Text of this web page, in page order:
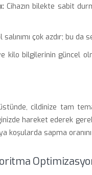
Cihazın bilekte sabit
salınımı çok azdır; bu
kilo bilgilerinin güncel
cildinize tam
hareket ederek
sapma oranını